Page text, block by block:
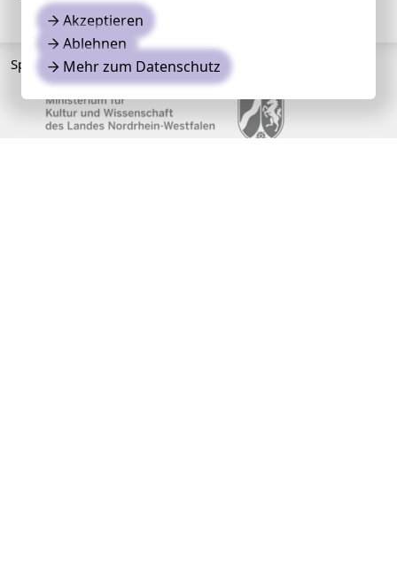
→ Akzeptieren
→ Ablehnen
→ Mehr zum Datenschutz
Sponsors